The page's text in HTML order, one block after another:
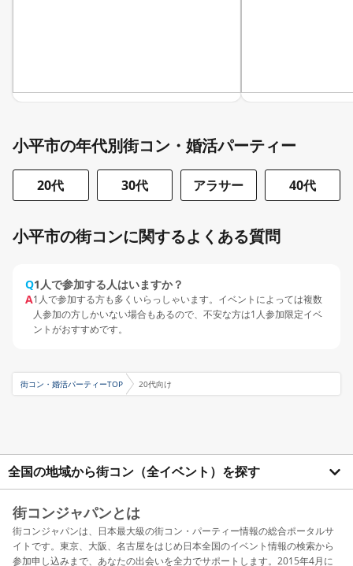
小平市の年代別街コン・婚活パーティー
20代 30代 アラサー 40代
小平市の街コンに関するよくある質問
Q1人で参加する人はいますか？
A1人で参加する方も多くいらっしゃいます。イベントによっては複数
人参加の方しかいない場合もあるので、不安な方は1人参加限定イベ
ントがおすすめです。
街コン・婚活パーティーTOP 20代向け
全国の地域から街コン（全イベント）を探す
街コンジャパンとは
街コンジャパンは、日本最大級の街コン・パーティー情報の総合ポータルサ
イトです。東京、大阪、名古屋をはじめ日本全国のイベント情報の検索から
参加申し込みまで、あなたの出会いを全力でサポートします。2015年4月に